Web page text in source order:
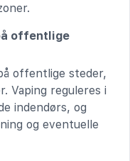
offentlige
offentlige steder,
Vaping reguleres i
indendørs, og
og eventuelle